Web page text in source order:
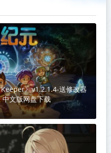
》v1.2.1.4-送修改器
文版网盘下载